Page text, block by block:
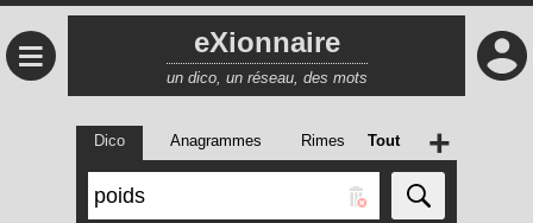
≡ eXionnaire
un dico, un réseau, des mots
Dico Anagrammes Rimes Tout +